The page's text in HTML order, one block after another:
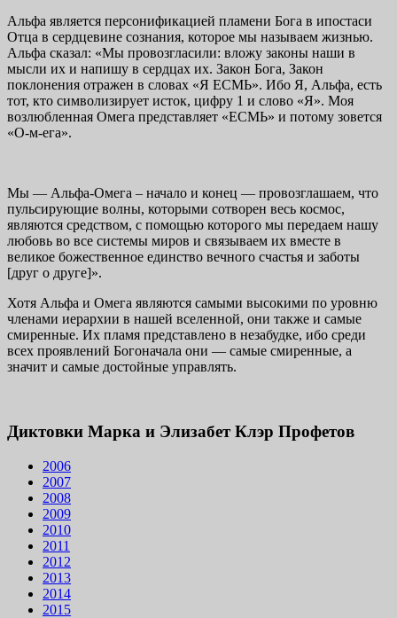
Альфа является персонификацией пламени Бога в ипостаси
Отца в сердцевине сознания, которое мы называем жизнью.
Альфа сказал: «Мы провозгласили: вложу законы наши в
мысли их и напишу в сердцах их. Закон Бога, Закон
поклонения отражен в словах «Я ЕСМЬ». Ибо Я, Альфа, есть
тот, кто символизирует исток, цифру 1 и слово «Я». Моя
возлюбленная Омега представляет «ЕСМЬ» и потому зовется
«О-м-ега».
Мы — Альфа-Омега – начало и конец — провозглашаем, что
пульсиру­ющие волны, которыми сотворен весь космос,
являются средством, с по­мощью которого мы передаем нашу
любовь во все системы миров и связы­ваем их вместе в
великое божественное единство вечного счастья и заботы
[друг о друге]».
Хотя Альфа и Омега являются самыми высокими по уровню
членами иерархии в нашей вселенной, они также и самые
смиренные. Их пламя представлено в незабудке, ибо среди
всех проявлений Богоначала они — са­мые смиренные, а
значит и самые достойные управлять.
Диктовки Марка и Элизабет Клэр Профетов
2006
2007
2008
2009
2010
2011
2012
2013
2014
2015